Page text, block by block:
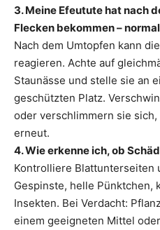
3. Meine Efeutute hat nach
Flecken bekommen –
Nach dem Umtopfen kann
reagieren. Achte auf
Staunässe und stelle sie an
geschützten Platz.
oder verschlimmern sie
erneut.
4. Wie erkenne ich, ob
Kontrolliere Blattunterseiten
Gespinste, helle Pünktchen,
Insekten. Bei Verdacht:
einem geeigneten Mittel